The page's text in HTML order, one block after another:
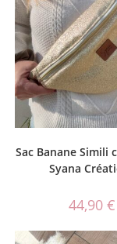
Sac Banane Simili
Syana
44,90€